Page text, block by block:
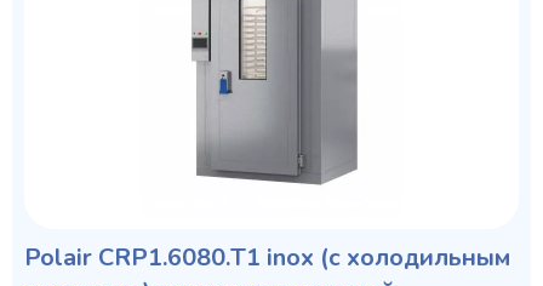
Polair СRP1.6080.Т1 inox (с холодильным